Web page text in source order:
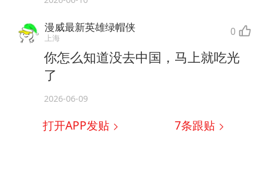
漫威最新英雄绿帽侠
上海 0
你怎么知道没去中国，马上就吃光
了
2026-06-09
打开APP发贴 7条跟贴